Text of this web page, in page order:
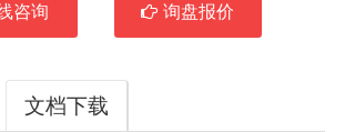
咨询 询盘报价
文档下载